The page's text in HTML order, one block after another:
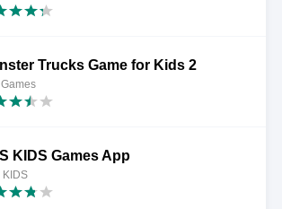
Trucks Game for Kids 2
KIDS Games App
KIDS